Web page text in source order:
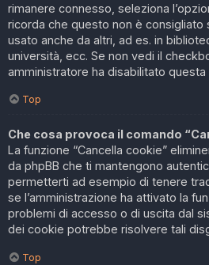
rimanere connesso, seleziona
ricorda che questo non è consigliato
usato anche da altri, ad es. in
università, ecc. Se non vedi il
amministratore ha disabilitato questa
Top
Che cosa provoca il comando
La funzione “Cancella cookie”
da phpBB che ti mantengono
permetterti ad esempio di tenere
se l’amministrazione ha attivato la
problemi di accesso o di uscita dal
dei cookie potrebbe risolvere tali
Top